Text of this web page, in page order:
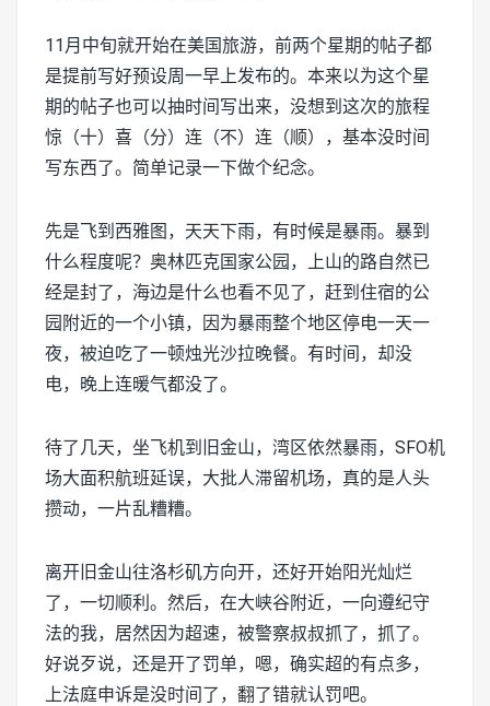
11月中旬就开始在美国旅游，前两个星期的帖子都
是提前写好预设周一早上发布的。本来以为这个星
期的帖子也可以抽时间写出来，没想到这次的旅程
惊（十）喜（分）连（不）连（顺），基本没时间
写东西了。简单记录一下做个纪念。
先是飞到西雅图，天天下雨，有时候是暴雨。暴到
什么程度呢？奥林匹克国家公园，上山的路自然已
经是封了，海边是什么也看不见了，赶到住宿的公
园附近的一个小镇，因为暴雨整个地区停电一天一
夜，被迫吃了一顿烛光沙拉晚餐。有时间，却没
电，晚上连暖气都没了。
待了几天，坐飞机到旧金山，湾区依然暴雨，SFO机
场大面积航班延误，大批人滞留机场，真的是人头
攒动，一片乱糟糟。
离开旧金山往洛杉矶方向开，还好开始阳光灿烂
了，一切顺利。然后，在大峡谷附近，一向遵纪守
法的我，居然因为超速，被警察叔叔抓了，抓了。
好说歹说，还是开了罚单，嗯，确实超的有点多，
上法庭申诉是没时间了，翻了错就认罚吧。